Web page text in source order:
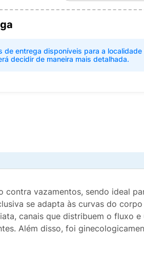
de entrega disponíveis para a
decidir de maneira mais detalhada.
contra vazamentos, sendo ideal
se adapta às curvas do corpo
canais que distribuem o fluxo e
Além disso, foi